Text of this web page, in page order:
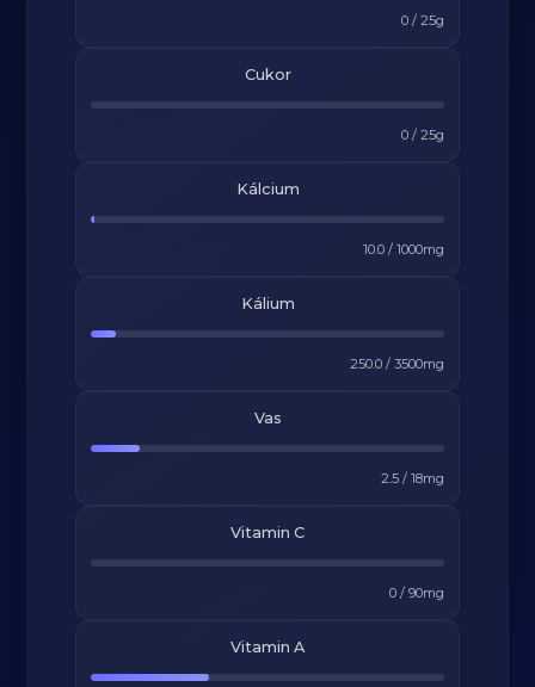
0/ 25g
Cukor
0/ 25g
Kálcium
10.0/ 1000mg
Kálium
250.0/ 3500mg
Vas
2.5/ 18mg
Vitamin C
0/ 90mg
Vitamin A